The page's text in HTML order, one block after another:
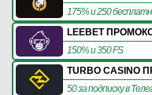
175% и 250
LEEBET
150% и 350 FS
TURBO CASINO
50 за подписку в